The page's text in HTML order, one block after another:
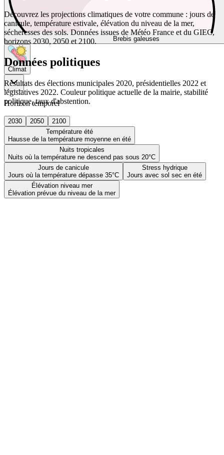
Brebis galeuses
Climat
Horizon temporel
2030 2050
2100
Température été
Hausse de la température moyenne en été
Nuits tropicales
Nuits où la température ne descend pas sous 20°C
Jours de canicule
Jours où la température dépasse 35°C
Stress hydrique
Jours avec sol sec en été
Élévation niveau mer
Élévation prévue du niveau de la mer
Découvrez les projections climatiques de votre commune : jours de
canicule, température estivale, élévation du niveau de la mer,
sécheresses des sols. Données issues de Météo France et du GIEC,
horizons 2030, 2050 et 2100.
Données politiques
Résultats des élections municipales 2020, présidentielles 2022 et
législatives 2022. Couleur politique actuelle de la mairie, stabilité
politique, taux d'abstention.